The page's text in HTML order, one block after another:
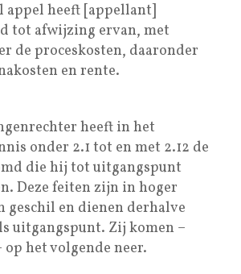
appel heeft [appellant]
tot afwijzing ervan, met
de proceskosten, daaronder
en rente.
heeft in het
onder 2.1 tot en met 2.12 de
die hij tot uitgangspunt
Deze feiten zijn in hoger
geschil en dienen derhalve
uitgangspunt. Zij komen –
op het volgende neer.